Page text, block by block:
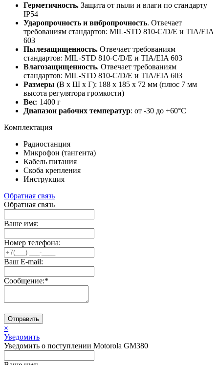
Герметичность. Защита от пыли и влаги по стандарту
IP54
Ударопрочность и вибропрочность. Отвечает
требованиям стандартов: MIL-STD 810-C/D/E и TIA/EIA
603
Пылезащищенность. Отвечает требованиям
стандартов: MIL-STD 810-C/D/E и TIA/EIA 603
Влагозащищенность. Отвечает требованиям
стандартов: MIL-STD 810-C/D/E и TIA/EIA 603
Размеры (В х Ш х Г): 188 х 185 х 72 мм (плюс 7 мм
высота регулятора громкости)
Вес: 1400 г
Диапазон рабочих температур: от -30 до +60°С
Комплектация
Радиостанция
Микрофон (тангента)
Кабель питания
Скоба крепления
Инструкция
Обратная связь
Обратная связь
Ваше имя:
Номер телефона:
Ваш E-mail:
Сообщение:*
Отправить
×
Уведомить
Уведомить о поступлении Motorola GM380